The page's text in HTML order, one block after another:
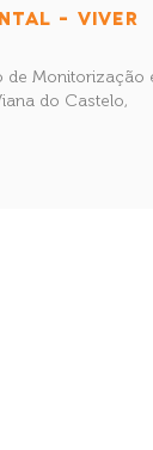
– VIVER
de Monitorização
do Castelo,